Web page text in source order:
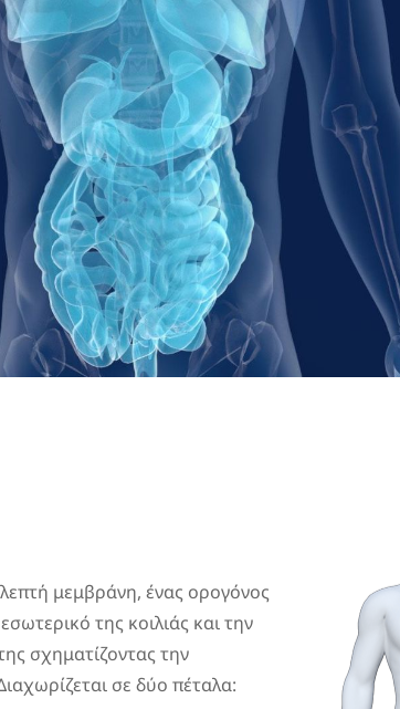
λεπτή μεμβράνη, ένας ορογόνος
της κοιλιάς και την
σχηματίζοντας την
σε δύο πέταλα: